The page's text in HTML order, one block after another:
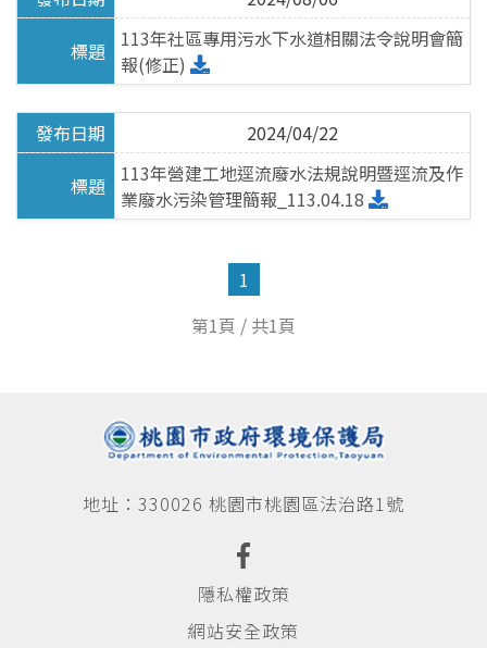
環保許可整合
最新消息
檔案下載
現況介紹
113年社區專用污水下水道相關法令說明會簡
報(修正)
2024/04/22
113年營建工地逕流廢水法規說明暨逕流及作
業廢水污染管理簡報_113.04.18
1
第1頁 / 共1頁
地址：330026 桃園市桃園區法治路1號
隱私權政策
網站安全政策